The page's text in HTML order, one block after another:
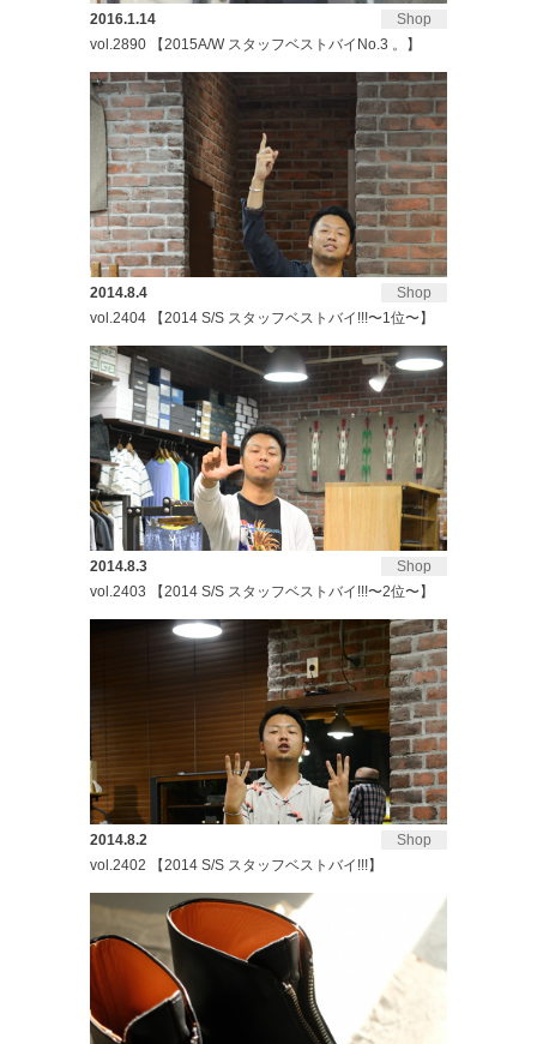
Shop
2016.1.14
vol.2890 【2015A/W スタッフベストバイNo.3 。】
Shop
2014.8.4
vol.2404 【2014 S/S スタッフベストバイ!!!〜1位〜】
Shop
2014.8.3
vol.2403 【2014 S/S スタッフベストバイ!!!〜2位〜】
Shop
2014.8.2
vol.2402 【2014 S/S スタッフベストバイ!!!】